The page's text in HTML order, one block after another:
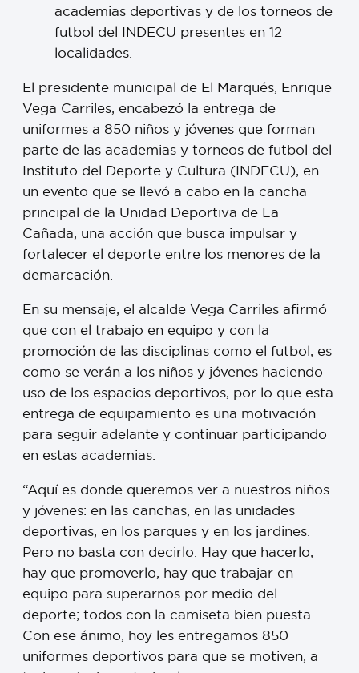
academias deportivas y de los torneos de
futbol del INDECU presentes en 12
localidades.
El presidente municipal de El Marqués, Enrique
Vega Carriles, encabezó la entrega de
uniformes a 850 niños y jóvenes que forman
parte de las academias y torneos de futbol del
Instituto del Deporte y Cultura (INDECU), en
un evento que se llevó a cabo en la cancha
principal de la Unidad Deportiva de La
Cañada, una acción que busca impulsar y
fortalecer el deporte entre los menores de la
demarcación.
En su mensaje, el alcalde Vega Carriles afirmó
que con el trabajo en equipo y con la
promoción de las disciplinas como el futbol, es
como se verán a los niños y jóvenes haciendo
uso de los espacios deportivos, por lo que esta
entrega de equipamiento es una motivación
para seguir adelante y continuar participando
en estas academias.
“Aquí es donde queremos ver a nuestros niños
y jóvenes: en las canchas, en las unidades
deportivas, en los parques y en los jardines.
Pero no basta con decirlo. Hay que hacerlo,
hay que promoverlo, hay que trabajar en
equipo para superarnos por medio del
deporte; todos con la camiseta bien puesta.
Con ese ánimo, hoy les entregamos 850
uniformes deportivos para que se motiven, a